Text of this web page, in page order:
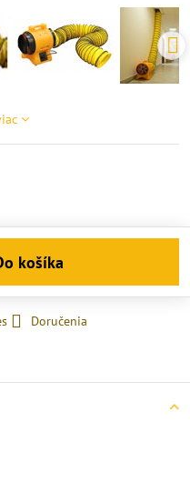
Do košíka
Doručenia